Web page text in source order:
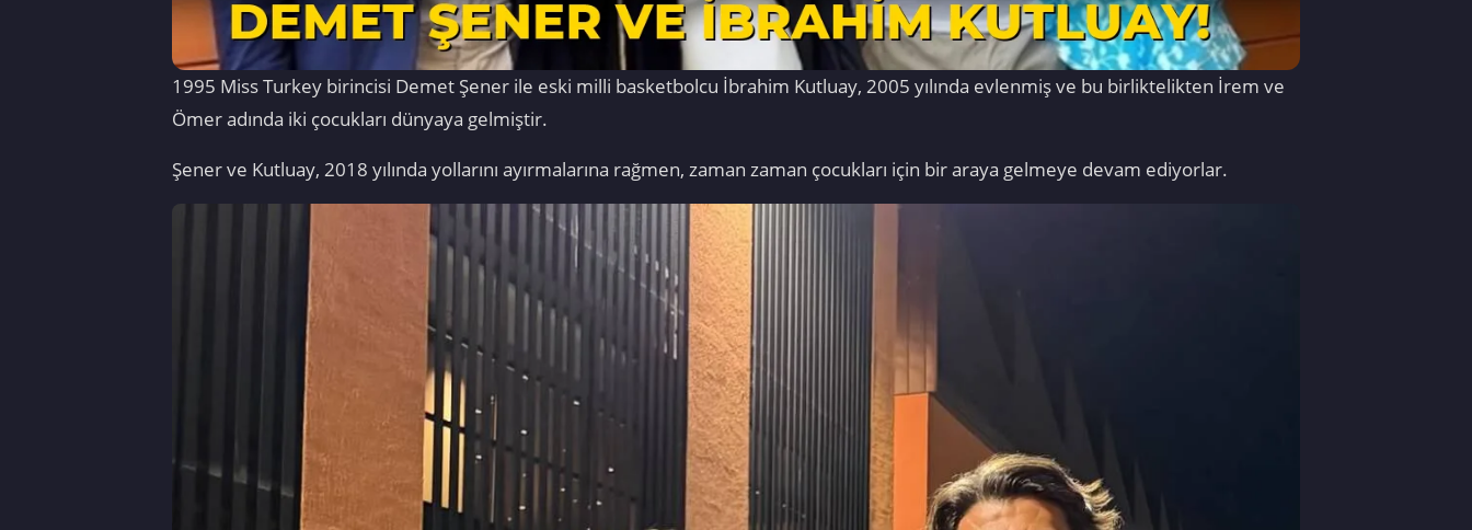
1995 Miss Turkey birincisi Demet Şener ile eski milli basketbolcu İbrahim Kutluay, 2005 yılında evlenmiş ve bu birliktelikten İrem ve
Ömer adında iki çocukları dünyaya gelmiştir.
Şener ve Kutluay, 2018 yılında yollarını ayırmalarına rağmen, zaman zaman çocukları için bir araya gelmeye devam ediyorlar.